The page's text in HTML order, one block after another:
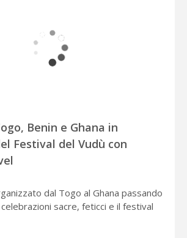
Benin e Ghana in
Festival del Vudù con
dal Togo al Ghana passando
sacre, feticci e il festival